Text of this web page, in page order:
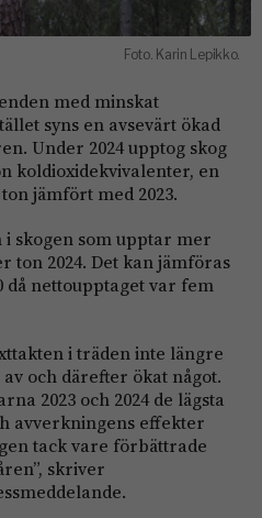
Foto. Karin Lepikko.
med minskat
syns en avsevärt ökad
Under 2024 upptog skog
koldioxidekvivalenter, en
jämfört med 2023.
skogen som upptar mer
ton 2024. Det kan jämföras
då nettoupptaget var fem
i träden inte längre
och därefter ökat något.
2023 och 2024 de lägsta
avverkningens effekter
tack vare förbättrade
skriver